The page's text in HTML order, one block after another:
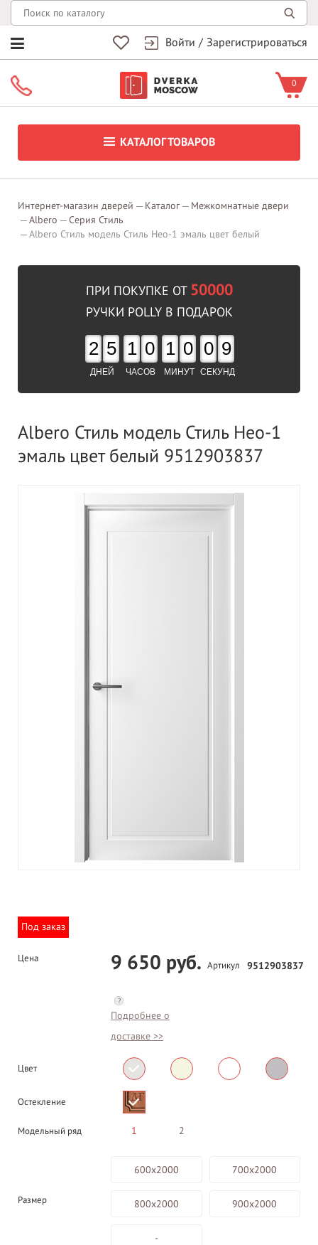
Войти / Зарегистрироваться
0
КАТАЛОГ ТОВАРОВ
Интернет-магазин дверей Каталог
Межкомнатные двери
Albero
Серия Стиль
Albero Стиль модель Стиль Нео-1 эмаль цвет белый
ПРИ ПОКУПКЕ ОТ 50000
РУЧКИ POLLY В ПОДАРОК
2 5
ДНЕЙ
1 0
ЧАСОВ
1 0
МИНУТ
0 9
СЕКУНД
Albero Стиль модель Стиль Нео-1
эмаль цвет белый 9512903837
Под заказ
Цена 9 650 руб.
?
Подробнее о
доставке >>
Артикул 9512903837
Цвет
Остекление
Модельный ряд 1 2
Размер
600х2000 700х2000
800х2000 900х2000
-